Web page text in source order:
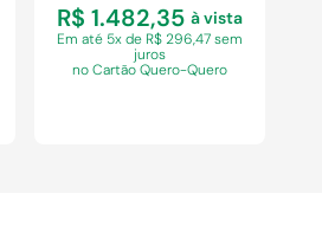
R$ 1.482,35 à vista
Ematé 5x de R$ 296,47 sem
juros
no Cartão Quero-Quero